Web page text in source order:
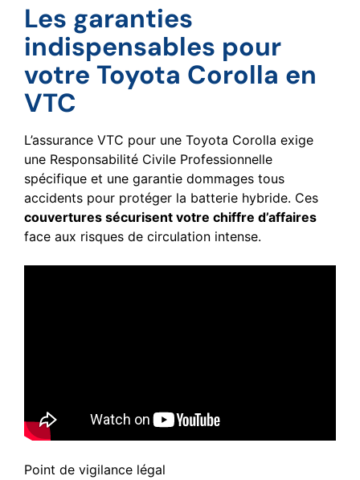
Les garanties
indispensables pour
votre Toyota Corolla en
VTC
L’assurance VTC pour une Toyota Corolla exige
une Responsabilité Civile Professionnelle
spécifique et une garantie dommages tous
accidents pour protéger la batterie hybride. Ces
couvertures sécurisent votre chiffre d’affaires
face aux risques de circulation intense.
Point de vigilance légal